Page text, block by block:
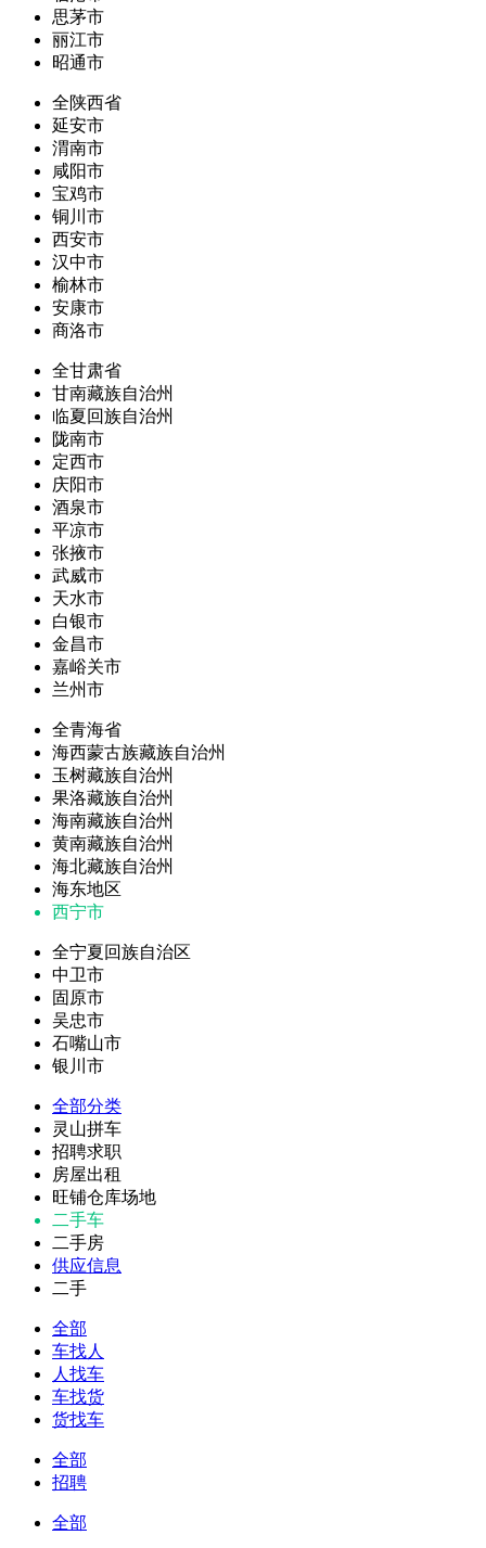
思茅市
丽江市
昭通市
全陕西省
延安市
渭南市
咸阳市
宝鸡市
铜川市
西安市
汉中市
榆林市
安康市
商洛市
全甘肃省
甘南藏族自治州
临夏回族自治州
陇南市
定西市
庆阳市
酒泉市
平凉市
张掖市
武威市
天水市
白银市
金昌市
嘉峪关市
兰州市
全青海省
海西蒙古族藏族自治州
玉树藏族自治州
果洛藏族自治州
海南藏族自治州
黄南藏族自治州
海北藏族自治州
海东地区
西宁市
全宁夏回族自治区
中卫市
固原市
吴忠市
石嘴山市
银川市
全部分类
灵山拼车
招聘求职
房屋出租
旺铺仓库场地
二手车
二手房
供应信息
二手
全部
车找人
人找车
车找货
货找车
全部
招聘
全部